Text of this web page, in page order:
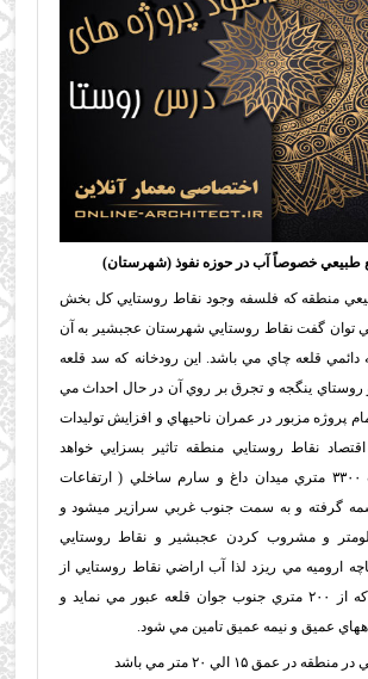
طبيعي خصوصاً آب در حوزه نفوذ (شهرستان)
منطقه كه فلسفه وجود نقاط روستايي كل بخش
توان گفت نقاط روستايي شهرستان عجبشير به آن
دائمي قلعه چاي مي باشد. اين رودخانه كه سد قلعه
ينگجه و تجرق بر روي آن در حال احداث مي
پروژه مزبور در عمران ناحيه‏اي و افزايش توليدات
نقاط روستايي منطقه تاثير بسزايي خواهد
داشت، از ارتفاعات ۳۳۰۰ متري ميدان داغ و سارم ساخلي ( ارتفاعات
گرفته و به سمت جنوب غربي سرازير ميشود و
طي ۶۰ كيلومتر و مشروب كردن عجبشير و نقاط روستايي
اروميه مي ريزد لذا آب اراضي نقاط روستايي از
طريق اين رودخانه كه از ۲۰۰ متري جنوب جوان قلعه عبور مي نمايد و
عميق و نيمه عميق تامين مي شود.
در عمق ۱۵ الي ۲۰ متر مي باشد